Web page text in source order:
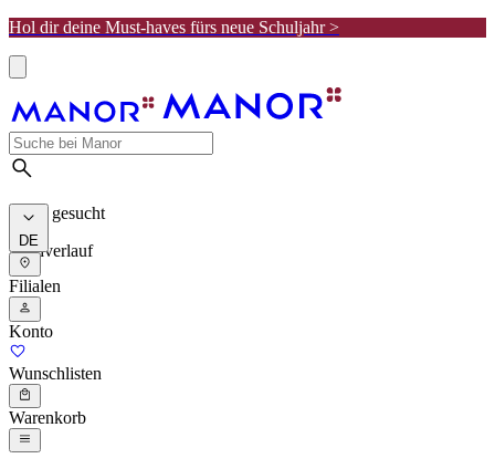
Hol dir deine Must-haves fürs neue Schuljahr >
Meist gesucht
Suchverlauf
DE
Filialen
Konto
Wunschlisten
Warenkorb